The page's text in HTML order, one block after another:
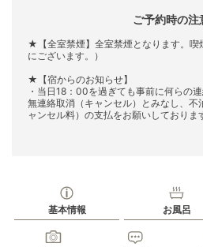
ご予約時の注
★【全室禁煙】全室禁煙となります。喫
にございます。）
★【宿からのお知らせ】
・当日18：00を過ぎても事前に何らの
無連絡取消（キャンセル）とみなし、
ャンセル料）の支払をお願いしておりま
基本情報 お風呂